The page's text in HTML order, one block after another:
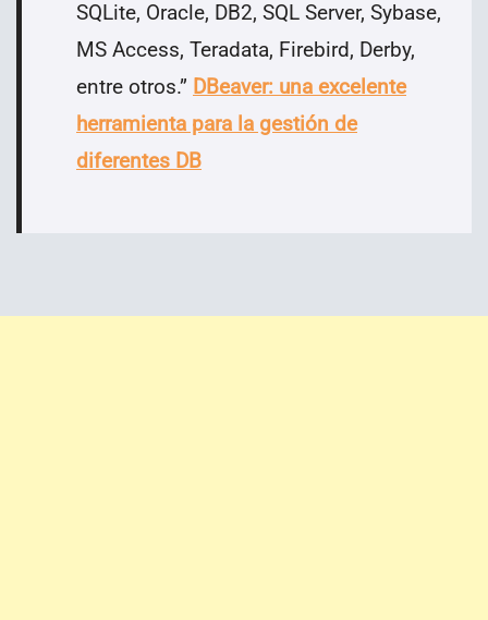
SQLite, Oracle, DB2, SQL Server, Sybase,
MS Access, Teradata, Firebird, Derby,
entre otros.” DBeaver: una excelente
herramienta para la gestión de
diferentes DB